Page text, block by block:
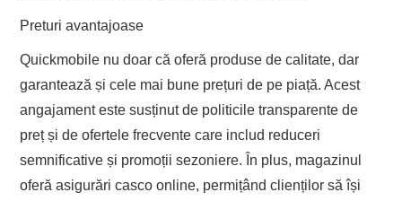
Preturi avantajoase
Quickmobile nu doar că oferă produse de calitate, dar
garantează și cele mai bune prețuri de pe piață. Acest
angajament este susținut de politicile transparente de
preț și de ofertele frecvente care includ reduceri
semnificative și promoții sezoniere. În plus, magazinul
oferă asigurări casco online, permițând clienților să își